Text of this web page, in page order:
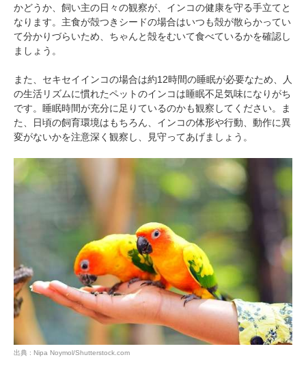
かどうか、飼い主の日々の観察が、インコの健康を守る手立てと
なります。主食が殻つきシードの場合はいつも殻が散らかってい
て分かりづらいため、ちゃんと殻をむいて食べているかを確認し
ましょう。
また、セキセイインコの場合は約12時間の睡眠が必要なため、人
の生活リズムに慣れたペットのインコは睡眠不足気味になりがち
です。睡眠時間が充分に足りているのかも観察してください。ま
た、日頃の飼育環境はもちろん、インコの体形や行動、動作に異
変がないかを注意深く観察し、見守ってあげましょう。
出典 : Nipa Noymol/Shutterstock.com